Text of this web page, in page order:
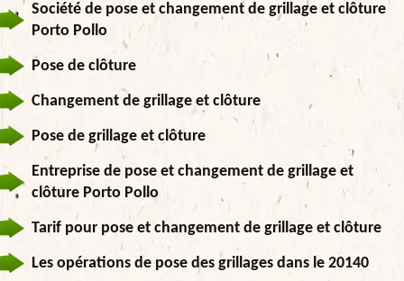
Société de pose et changement de grillage et clôture
Porto Pollo
Pose de clôture
Changement de grillage et clôture
Pose de grillage et clôture
Entreprise de pose et changement de grillage et
clôture Porto Pollo
Tarif pour pose et changement de grillage et clôture
Les opérations de pose des grillages dans le 20140